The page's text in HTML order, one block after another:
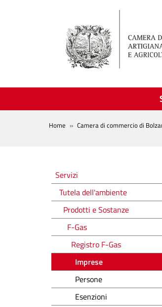
BREADCRUMB
Home Camera di commercio di
Tutela dell'ambiente
Servizi
Tutela dell'ambiente
Prodotti e Sostanze
F-Gas
Registro F-Gas
Imprese
Persone
Esenzioni